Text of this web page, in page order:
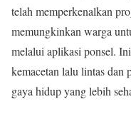
telah memperkenalkan
memungkinkan warga
melalui aplikasi ponsel.
kemacetan lalu lintas dan
gaya hidup yang lebih